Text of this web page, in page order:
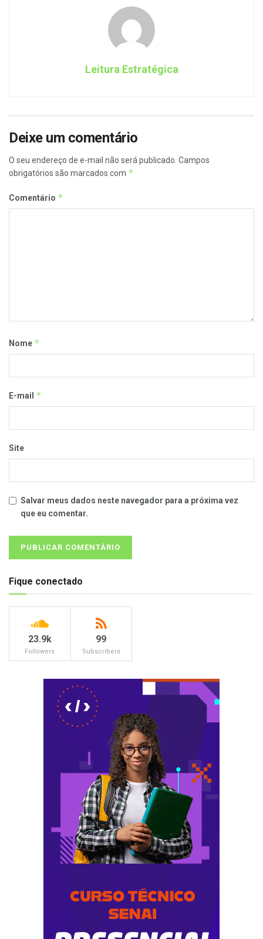
Leitura Estratégica
Deixe um comentário
O seu endereço de e-mail não será publicado. Campos
obrigatórios são marcados com *
Comentário *
Nome *
E-mail *
Site
Salvar meus dados neste navegador para a próxima vez
que eu comentar.
Fique conectado
23.9k
Followers
99
Subscribers